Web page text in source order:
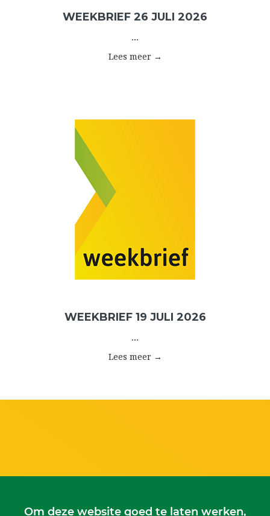
WEEKBRIEF 26 JULI 2026
...
Lees meer →
WEEKBRIEF 19 JULI 2026
...
Lees meer →
Om deze website goed te laten werken,